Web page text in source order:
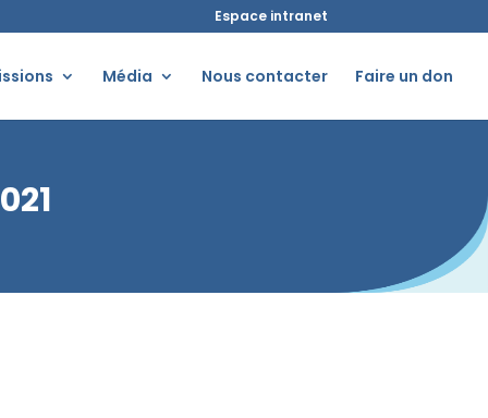
Espace intranet
Média Nous contacter Faire un don